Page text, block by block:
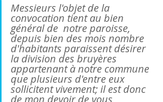
Messieurs l'objet de la
convocation tient au bien
général de  notre paroisse,
depuis bien des mois nombre
d'habitants paraissent désirer
la division des bruyères
appartenant à notre commune
que plusieurs d'entre eux
sollicitent vivement; il est donc
de mon devoir de vous